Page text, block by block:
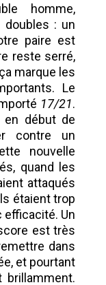
homme,
: un
paire est
reste serré,
marque les
Le
17/21.
en début de
contre un
nouvelle
quand les
attaqués
étaient trop
efficacité. Un
est très
dans
et pourtant